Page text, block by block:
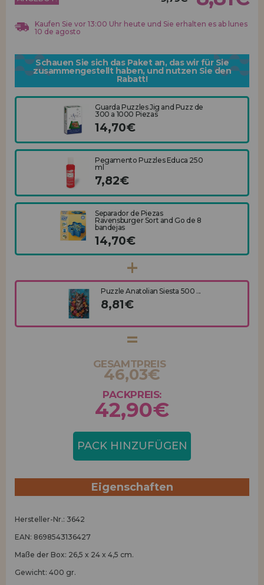
Los gehts! Wir haben auf dich gewartet.
HÄNDLERREGISTRIERUNG
Kaufen Sie vor 13:00 Uhr heute und Sie erhalten es ab lunes
10 de agosto
Schauen Sie sich das Paket an, das wir für Sie
zusammengestellt haben, und nutzen Sie den
Rabatt!
Guarda Puzzles Jig and Puzz de
300 a 1000 Piezas
14,70€
Pegamento Puzzles Educa 250
ml
7,82€
Separador de Piezas
Ravensburger Sort and Go de 8
bandejas
14,70€
Puzzle Anatolian Siesta 500 ...
8,81€
GESAMTPREIS
46,03€
PACKPREIS:
42,90€
PACK HINZUFÜGEN
Eigenschaften
Hersteller-Nr.: 3642
EAN: 8698543136427
Maße der Box: 26,5 x 24 x 4,5 cm.
Gewicht: 400 gr.